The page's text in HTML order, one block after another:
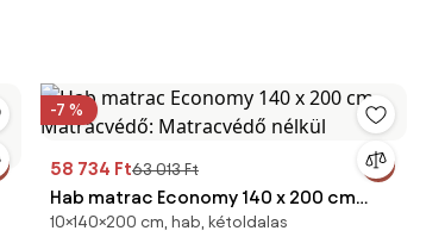
-7 %
58 734 Ft63 013 Ft
Hab matrac Economy 140 x 200 cm
Matracvédő: Matracvédő nélkül
10×140×200 cm, hab, kétoldalas